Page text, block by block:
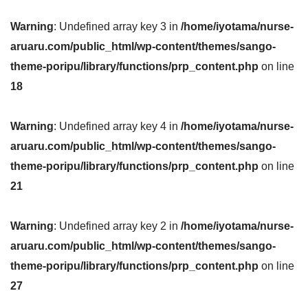
Warning: Undefined array key 3 in /home/iyotama/nurse-
aruaru.com/public_html/wp-content/themes/sango-
theme-poripu/library/functions/prp_content.php on line
18
Warning: Undefined array key 4 in /home/iyotama/nurse-
aruaru.com/public_html/wp-content/themes/sango-
theme-poripu/library/functions/prp_content.php on line
21
Warning: Undefined array key 2 in /home/iyotama/nurse-
aruaru.com/public_html/wp-content/themes/sango-
theme-poripu/library/functions/prp_content.php on line
27